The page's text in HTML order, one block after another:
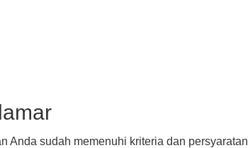
Anda sudah memenuhi kriteria dan persyaratan